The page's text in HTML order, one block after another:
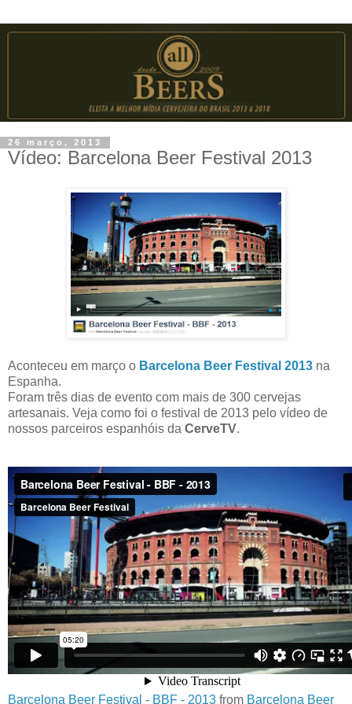
26 março, 2013
Vídeo: Barcelona Beer Festival 2013
Aconteceu em março o Barcelona Beer Festival 2013 na
Espanha.
Foram três dias de evento com mais de 300 cervejas
artesanais. Veja como foi o festival de 2013 pelo vídeo de
nossos parceiros espanhóis da CerveTV.
Barcelona Beer Festival - BBF - 2013 from Barcelona Beer